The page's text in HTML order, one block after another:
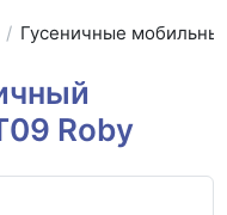
Гусеничные
Roby